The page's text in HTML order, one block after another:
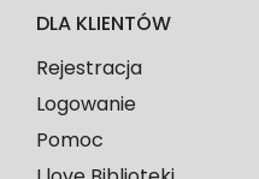
DLA KLIENTÓW
Rejestracja
Logowanie
Pomoc